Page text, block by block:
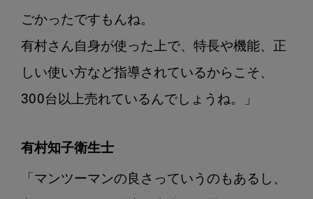
ごかったですもんね。
有村さん自身が使った上で、特長や機能、正
しい使い方など指導されているからこそ、
300台以上売れているんでしょうね。」
有村知子衛生士
「マンツーマンの良さっていうのもあるし、